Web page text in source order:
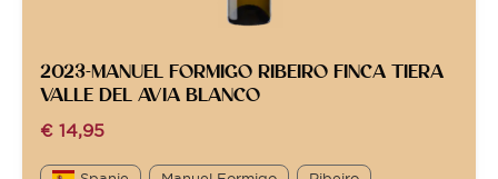
2023-MANUEL FORMIGO RIBEIRO FINCA TIERA
VALLE DEL AVIA BLANCO
€ 14,95